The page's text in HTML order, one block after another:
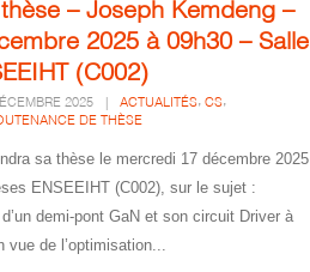
– Joseph Kemdeng –
2025 à 09h30 – Salle
(C002)
2025 ACTUALITÉS ,CS ,
DE THÈSE
sa thèse le mercredi 17 décembre 2025
ENSEEIHT (C002), sur le sujet :
demi-pont GaN et son circuit Driver à
vue de l’optimisation...